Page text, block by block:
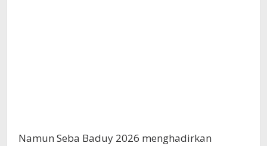
Namun Seba Baduy 2026 menghadirkan